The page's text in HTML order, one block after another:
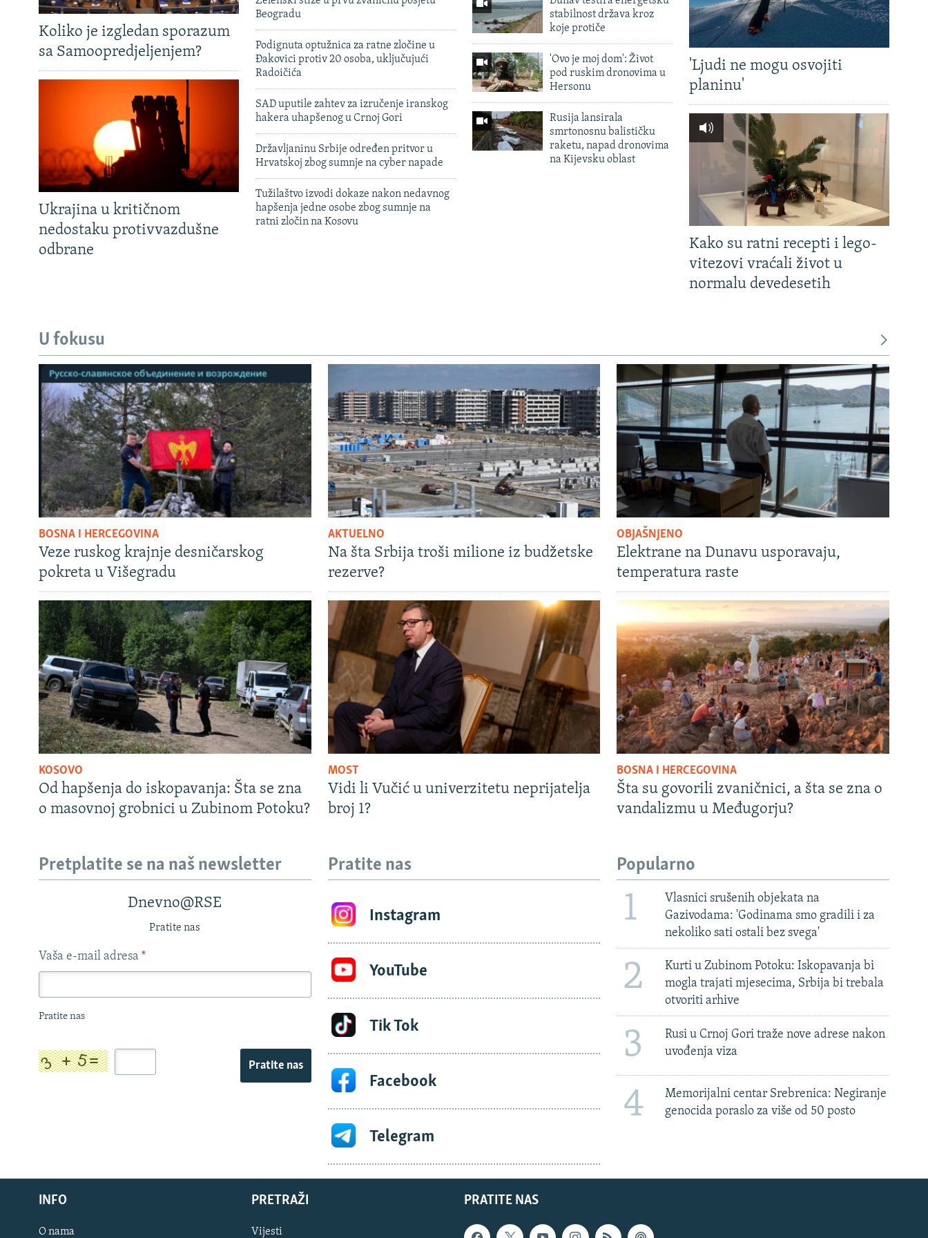
Koliko je izgledan sporazum
sa Samoopredjeljenjem?
Ukrajina u kritičnom
nedostaku protivvazdušne
odbrane
Beogradu
Podignuta optužnica za ratne zločine u
Đakovici protiv 20 osoba, uključujući
Radoičića
SAD uputile zahtev za izručenje iranskog
hakera uhapšenog u Crnoj Gori
Državljaninu Srbije određen pritvor u
Hrvatskoj zbog sumnje na cyber napade
Tužilaštvo izvodi dokaze nakon nedavnog
hapšenja jedne osobe zbog sumnje na
ratni zločin na Kosovu
stabilnost država kroz
koje protiče
'Ovo je moj dom': Život
pod ruskim dronovima u
Hersonu
Rusija lansirala
smrtonosnu balističku
raketu, napad dronovima
na Kijevsku oblast
'Ljudi ne mogu osvojiti
planinu'
Kako su ratni recepti i lego-
vitezovi vraćali život u
normalu devedesetih
U fokusu
BOSNA I HERCEGOVINA
Veze ruskog krajnje desničarskog
pokreta u Višegradu
AKTUELNO
Na šta Srbija troši milione iz budžetske
rezerve?
OBJAŠNJENO
Elektrane na Dunavu usporavaju,
temperatura raste
KOSOVO
Od hapšenja do iskopavanja: Šta se zna
o masovnoj grobnici u Zubinom Potoku?
MOST
Vidi li Vučić u univerzitetu neprijatelja
broj 1?
BOSNA I HERCEGOVINA
Šta su govorili zvaničnici, a šta se zna o
vandalizmu u Međugorju?
Pretplatite se na naš newsletter
Dnevno@RSE
Pratite nas
Vaša e-mail adresa *
Pratite nas
Pratite nas
Pratite nas
Instagram
YouTube
Tik Tok
Facebook
Telegram
Popularno
1
Vlasnici srušenih objekata na
Gazivodama: 'Godinama smo gradili i za
nekoliko sati ostali bez svega'
2
Kurti u Zubinom Potoku: Iskopavanja bi
mogla trajati mjesecima, Srbija bi trebala
otvoriti arhive
3
Rusi u Crnoj Gori traže nove adrese nakon
uvođenja viza
4
Memorijalni centar Srebrenica: Negiranje
genocida poraslo za više od 50 posto
PRATITE NAS
INFO
O nama
PRETRAŽI
Vijesti